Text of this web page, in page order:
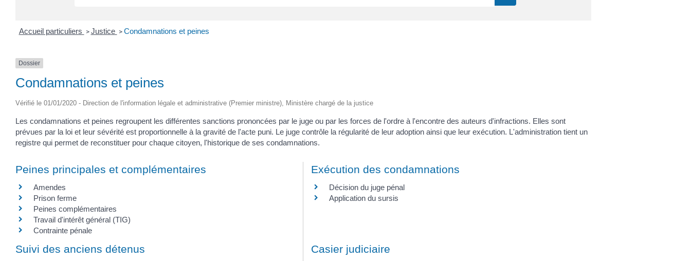
Accueil particuliers > Justice > Condamnations et peines
Dossier
Condamnations et peines
Vérifié le 01/01/2020 - Direction de l'information légale et administrative (Premier ministre), Ministère chargé de la justice
Les condamnations et peines regroupent les différentes sanctions prononcées par le juge ou par les forces de l'ordre à l'encontre des auteurs d'infractions. Elles sont
prévues par la loi et leur sévérité est proportionnelle à la gravité de l'acte puni. Le juge contrôle la régularité de leur adoption ainsi que leur exécution. L'administration tient un
registre qui permet de reconstituer pour chaque citoyen, l'historique de ses condamnations.
Peines principales et complémentaires
Amendes
Prison ferme
Peines complémentaires
Travail d'intérêt général (TIG)
Contrainte pénale
Exécution des condamnations
Décision du juge pénal
Application du sursis
Suivi des anciens détenus Casier judiciaire